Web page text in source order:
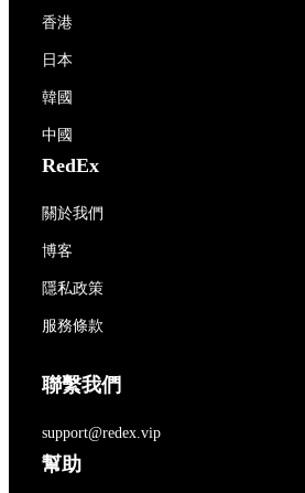
香港
日本
韓國
中國
RedEx
關於我們
博客
隱私政策
服務條款
聯繫我們
support@redex.vip
幫助